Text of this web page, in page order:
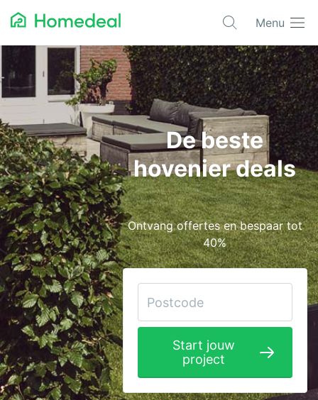
Menu
Populaire projecten
Aannemer
Airco
Alarmsystemen
Architect
Asbest
Bestrating
Cv-ketels
Dakwerken
Elektricien
Gevelwerken
Glas
De beste
hovenier deals
Ontvang offertes en bespaar tot
40%
Start jouw
project